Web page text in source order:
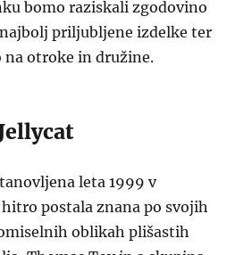
bomo raziskali zgodovino
priljubljene izdelke ter
na otroke in družine.
leta 1999 v
postala znana po svojih
oblikah plišastih